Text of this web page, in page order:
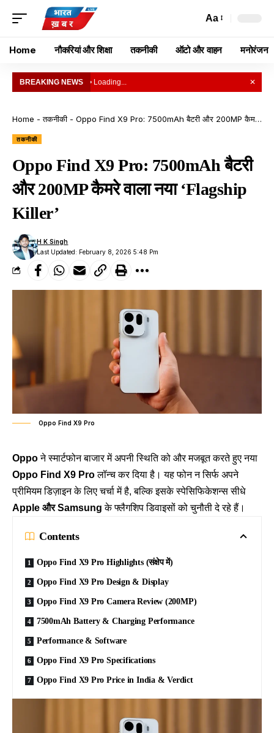
Aa
Home नौकरियां और शिक्षा तकनीकी ऑटो और वाहन मनोरंजन
BREAKING NEWS • Loading... ✕
Home -तकनीकी - Oppo Find X9 Pro: 7500mAh बैटरी और 200MP कैमरे वाला नया ‘Flagship Killer’
तकनीकी
Oppo Find X9 Pro: 7500mAh बैटरी
और 200MP कैमरे वाला नया ‘Flagship
Killer’
Last Updated: February 8, 2026 5:48 Pm
H K Singh
Oppo Find X9 Pro
Oppoने स्मार्टफोन बाजार में अपनी स्थिति को और मजबूत करते हुए नया
Oppo Find X9 Pro लॉन्च कर दिया है। यह फोन न सिर्फ अपने
प्रीमियम डिज़ाइन के लिए चर्चा में है, बल्कि इसके स्पेसिफिकेशन्स सीधे
Apple और Samsungके फ्लैगशिप डिवाइसों को चुनौती दे रहे हैं।
Contents
Oppo Find X9 Pro Highlights (संक्षेप में)
Oppo Find X9 Pro Design & Display
Oppo Find X9 Pro Camera Review (200MP)
7500mAh Battery & Charging Performance
Performance & Software
Oppo Find X9 Pro Specifications
Oppo Find X9 Pro Price in India & Verdict